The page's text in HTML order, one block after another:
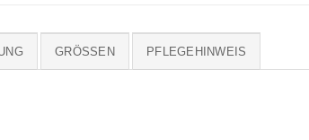
GRÖSSEN PFLEGEHINWEIS